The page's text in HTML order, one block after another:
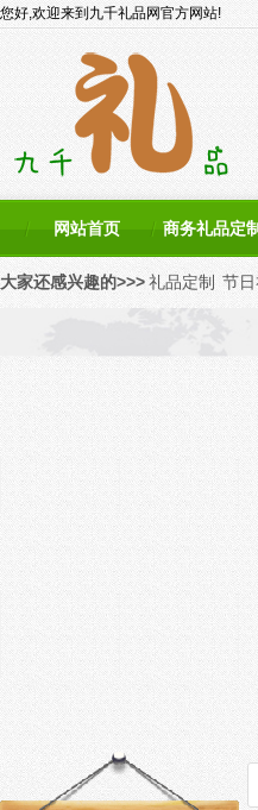
网站首页 商务礼品定制
您好,欢迎来到九千礼品网官方网站!
大家还感兴趣的>>>礼品定制 节日